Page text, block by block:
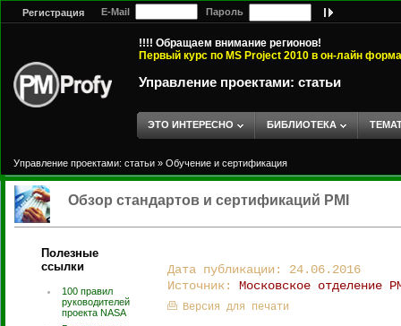
Регистрация E-Mail Пароль
!!!! Обращаем внимание регионов!
Первый курс по MS Project 2010 в он-лайн
Управление проектами: статьи
ЭТО ИНТЕРЕСНО БИБЛИОТЕКА
Управление проектами: статьи » Обучение и сертификация
Обзор стандартов и сертификаций PMI
Полезные
ссылки
100 правил
руководителей
проекта NASA
Дата публикации: 24.06.2016
Источник: Московское отделение
Версия для печати